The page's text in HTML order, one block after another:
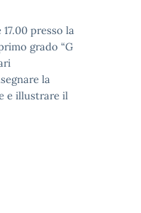
presso la
grado “G
la
e illustrare il